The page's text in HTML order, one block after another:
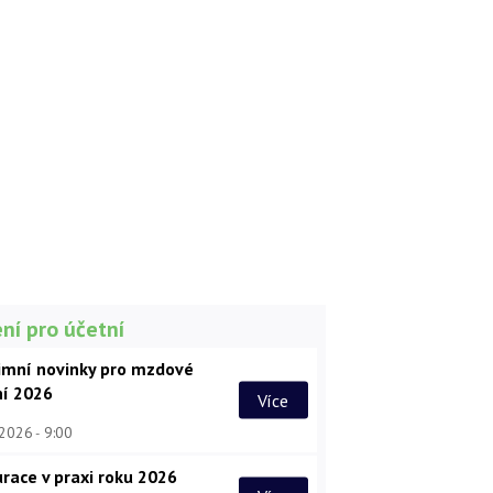
pro účetní
novinky pro mzdové
2026
9:00
Více
v praxi roku 2026